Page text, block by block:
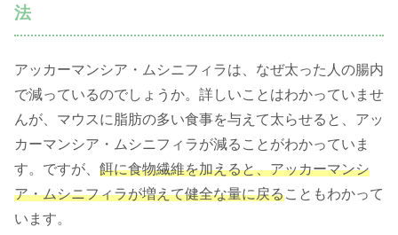
法
アッカーマンシア・ムシニフィラは、なぜ太った人の腸内
で減っているのでしょうか。詳しいことはわかっていませ
んが、マウスに脂肪の多い食事を与えて太らせると、アッ
カーマンシア・ムシニフィラが減ることがわかっていま
す。ですが、 餌に食物繊維を加えると、アッカーマンシ
ア・ムシニフィラが増えて健全な量に戻ることもわかって
います。